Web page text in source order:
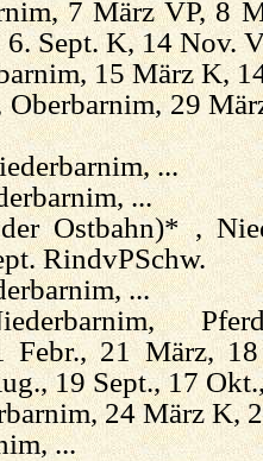
7 März VP, 8
Sept. K, 14 Nov.
15 März K,
Oberbarnim, 29
...
...
Ostbahn)* ,
RindvPSchw.
...
Febr., 21 März,
19 Sept., 17
24 März K,
...